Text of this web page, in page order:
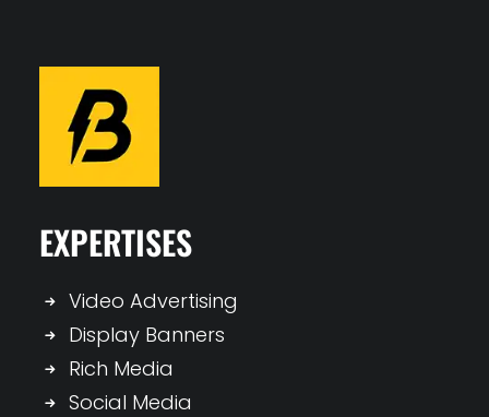
EXPERTISES
Video Advertising
Display Banners
Rich Media
Social Media